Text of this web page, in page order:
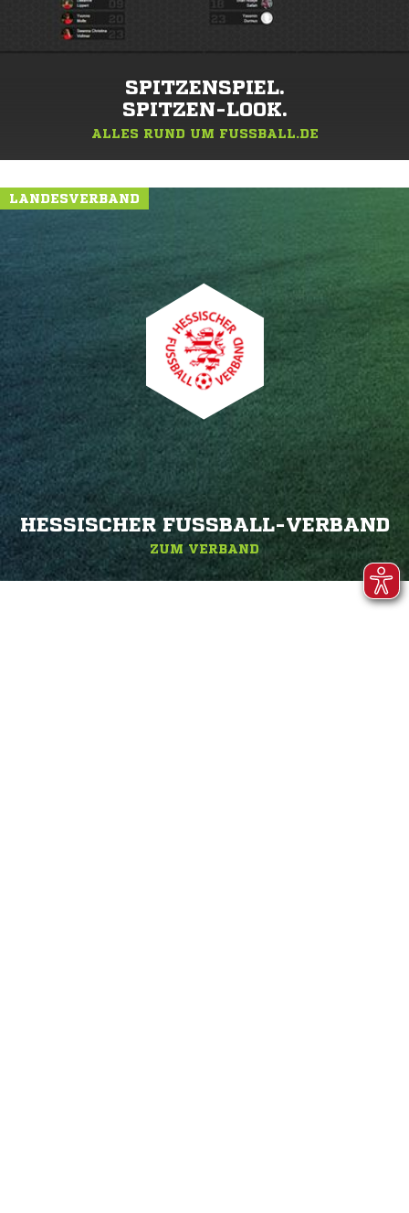
SPITZENSPIEL.
SPITZEN-LOOK.
ALLES RUND UM FUSSBALL.DE
LANDESVERBAND
HESSISCHER FUSSBALL-VERBAND
ZUM VERBAND